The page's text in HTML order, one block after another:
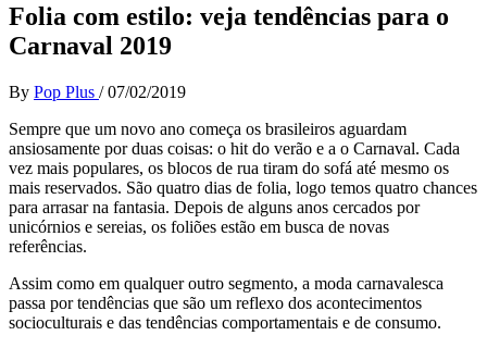
Folia com estilo: veja tendências para o
Carnaval 2019
By Pop Plus / 07/02/2019
Sempre que um novo ano começa os brasileiros aguardam
ansiosamente por duas coisas: o hit do verão e a o Carnaval. Cada
vez mais populares, os blocos de rua tiram do sofá até mesmo os
mais reservados. São quatro dias de folia, logo temos quatro chances
para arrasar na fantasia. Depois de alguns anos cercados por
unicórnios e sereias, os foliões estão em busca de novas
referências.
Assim como em qualquer outro segmento, a moda carnavalesca
passa por tendências que são um reflexo dos acontecimentos
socioculturais e das tendências comportamentais e de consumo.